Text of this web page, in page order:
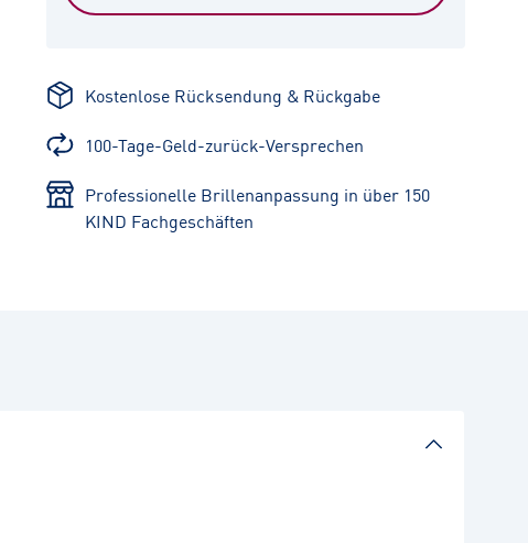
Kostenlose Rücksendung & Rückgabe
100-Tage-Geld-zurück-Versprechen
Professionelle Brillenanpassung in über 150
KIND Fachgeschäften